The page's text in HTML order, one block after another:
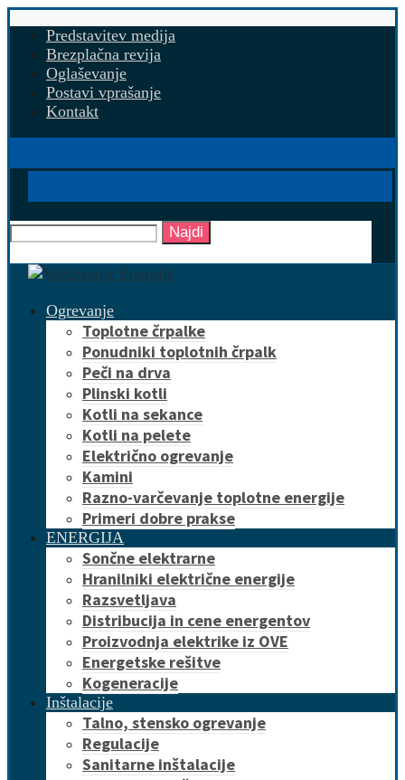
Predstavitev medija
Brezplačna revija
Oglaševanje
Postavi vprašanje
Kontakt
Najdi
Ogrevanje
Toplotne črpalke
Ponudniki toplotnih črpalk
Peči na drva
Plinski kotli
Kotli na sekance
Kotli na pelete
Električno ogrevanje
Kamini
Razno-varčevanje toplotne energije
Primeri dobre prakse
ENERGIJA
Sončne elektrarne
Hranilniki električne energije
Razsvetljava
Distribucija in cene energentov
Proizvodnja elektrike iz OVE
Energetske rešitve
Kogeneracije
Inštalacije
Talno, stensko ogrevanje
Regulacije
Sanitarne inštalacije